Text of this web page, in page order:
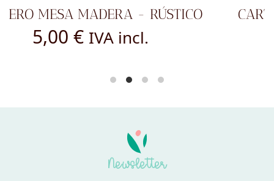
CARTELITO RÚSTICO DE MADERA -
CANDY BAR
Newsletter